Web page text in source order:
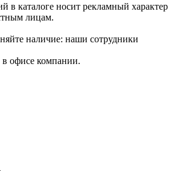
в каталоге носит рекламный характер
лицам.
наличие: наши сотрудники
в офисе компании.